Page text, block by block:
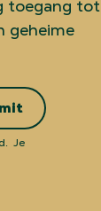
toegang tot
geheime
Je